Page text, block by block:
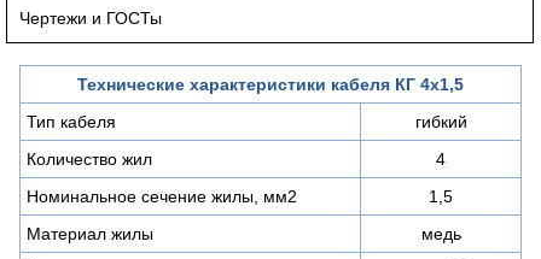
Чертежи и ГОСТы
Технические характеристики кабеля КГ 4х1,5
Тип кабеля
гибкий
Количество жил
4
Номинальное сечение жилы, мм2
1,5
Материал жилы
медь